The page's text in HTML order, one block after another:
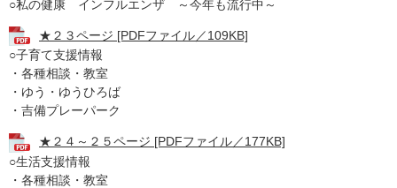
○私の健康 インフルエンザ ～今年も流行中～
★２３ページ [PDFファイル／109KB]
○子育て支援情報
・各種相談・教室
・ゆう・ゆうひろば
・吉備プレーパーク
★２４～２５ページ [PDFファイル／177KB]
○生活支援情報
・各種相談・教室